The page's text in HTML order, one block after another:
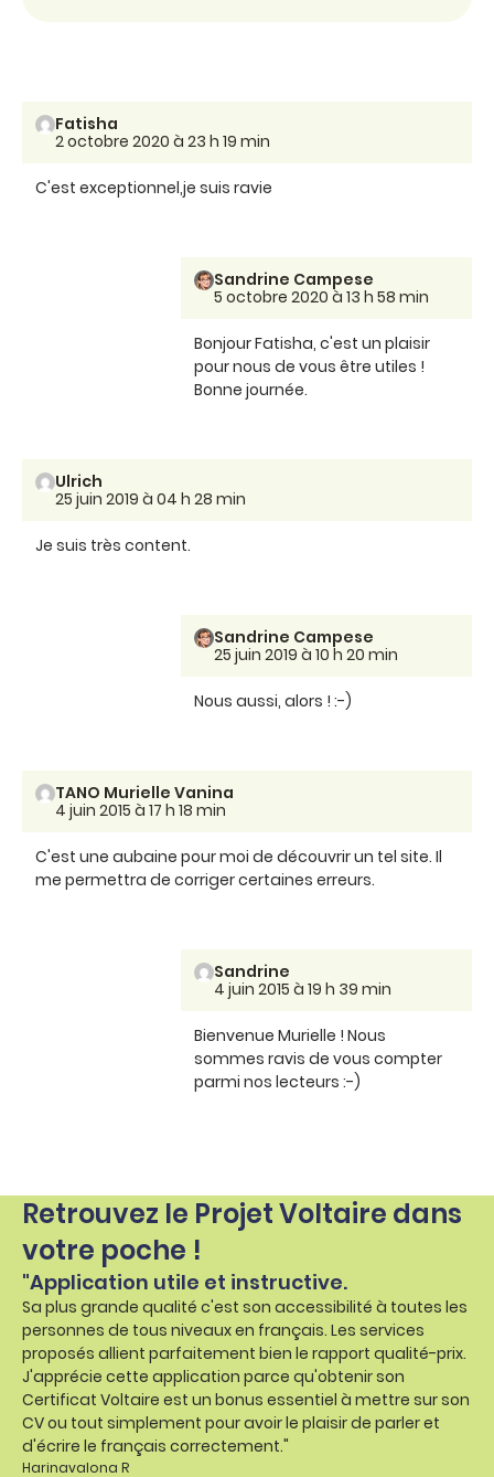
Fatisha
2 octobre 2020 à 23 h 19 min
C'est exceptionnel,je suis ravie
Sandrine Campese
5 octobre 2020 à 13 h 58 min
Bonjour Fatisha, c'est un plaisir
pour nous de vous être utiles !
Bonne journée.
Ulrich
25 juin 2019 à 04 h 28 min
Je suis très content.
Sandrine Campese
25 juin 2019 à 10 h 20 min
Nous aussi, alors ! :-)
TANO Murielle Vanina
4 juin 2015 à 17 h 18 min
C'est une aubaine pour moi de découvrir un tel site. Il
me permettra de corriger certaines erreurs.
Sandrine
4 juin 2015 à 19 h 39 min
Bienvenue Murielle ! Nous
sommes ravis de vous compter
parmi nos lecteurs :-)
Retrouvez le Projet Voltaire dans
votre poche !
"Application utile et instructive.
Sa plus grande qualité c'est son accessibilité à toutes les
personnes de tous niveaux en français. Les services
proposés allient parfaitement bien le rapport qualité-prix.
J'apprécie cette application parce qu'obtenir son
Certificat Voltaire est un bonus essentiel à mettre sur son
CV ou tout simplement pour avoir le plaisir de parler et
d'écrire le français correctement."
Harinavalona R